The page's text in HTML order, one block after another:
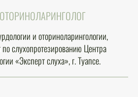
ОТОРИНОЛАРИНГОЛОГ
и оториноларингологии,
слухопротезированию Центра
«Эксперт слуха», г. Туапсе.